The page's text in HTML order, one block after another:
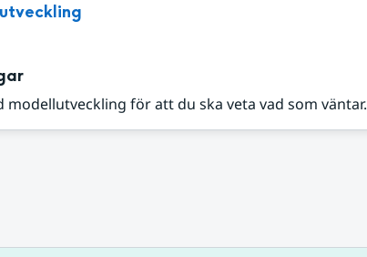
modellutveckling för att du ska veta vad som väntar.